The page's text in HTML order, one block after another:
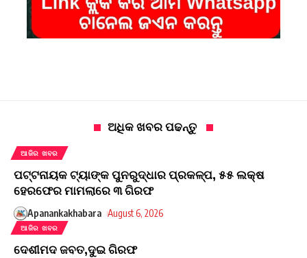
ଅଧିକ ଖବର ପଢନ୍ତୁ
ଆଜିର ଖବର
ପଟ୍ଟନାୟକ ଟ୍ୟାଙ୍କ ପୁନରୁଦ୍ଧାର ପ୍ରକଳ୍ପ, ୫୫ ଲକ୍ଷ
ହେରଫେର ମାମଲାରେ ୩ ଗିରଫ
Apanankakhabara August 6, 2026
ଆଜିର ଖବର
ଦେଶୀମଦ ଜବତ,ଦୁଇ ଗିରଫ